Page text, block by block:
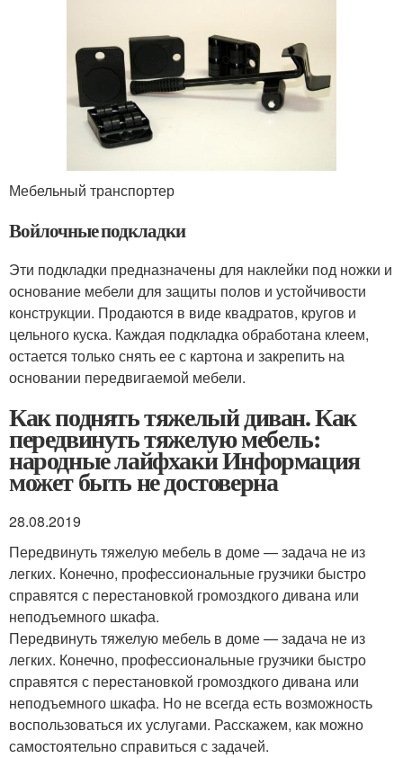
Мебельный транспортер
Войлочные подкладки
Эти подкладки предназначены для наклейки под ножки и
основание мебели для защиты полов и устойчивости
конструкции. Продаются в виде квадратов, кругов и
цельного куска. Каждая подкладка обработана клеем,
остается только снять ее с картона и закрепить на
основании передвигаемой мебели.
Как поднять тяжелый диван. Как
передвинуть тяжелую мебель:
народные лайфхаки Информация
может быть не достоверна
28.08.2019
Передвинуть тяжелую мебель в доме — задача не из
легких. Конечно, профессиональные грузчики быстро
справятся с перестановкой громоздкого дивана или
неподъемного шкафа.
Передвинуть тяжелую мебель в доме — задача не из
легких. Конечно, профессиональные грузчики быстро
справятся с перестановкой громоздкого дивана или
неподъемного шкафа. Но не всегда есть возможность
воспользоваться их услугами. Расскажем, как можно
самостоятельно справиться с задачей.